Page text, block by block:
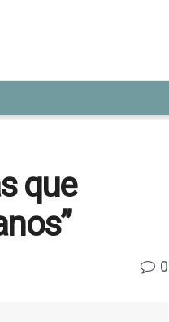
que
0